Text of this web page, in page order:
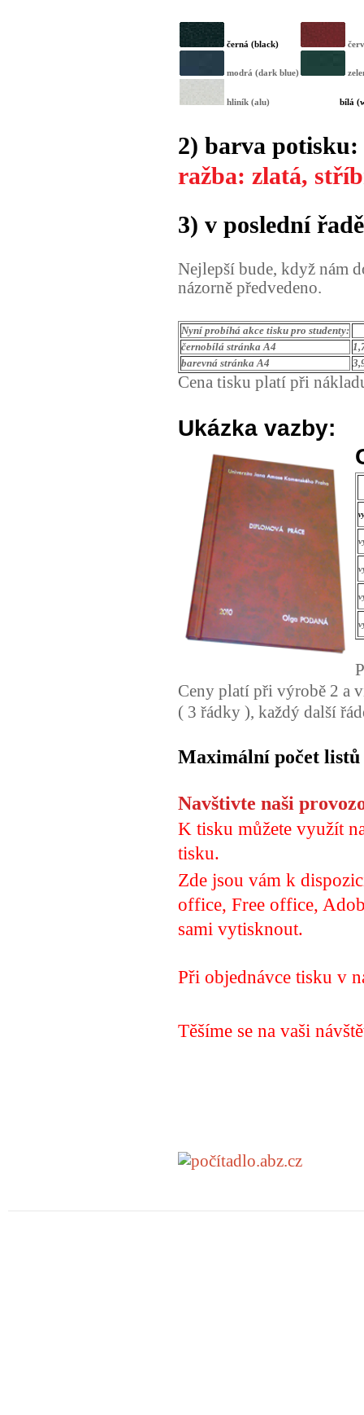
černá (black)
modrá (dark blue)
hliník (alu) bílá
2) barva potisku:
ražba: zlatá,
3) v poslední
Nejlepší bude, když nám
názorně předvedeno.
Nyní probíhá akce tisku pro studenty:
černobílá stránka A4
barevná stránka A4
Cena tisku platí při
Ukázka vazby:
Ceny platí při výrobě 2 a
( 3 řádky ), každý další
Maximální počet
Navštivte naši
K tisku můžete využít
tisku.
Zde jsou vám k
office, Free office,
sami vytisknout.
Při objednávce tisku v
Těšíme se na vaši